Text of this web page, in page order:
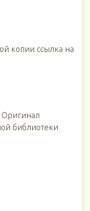
копии ссылка на
Оригинал
библиотеки